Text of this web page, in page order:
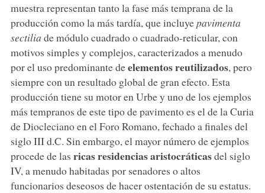
muestra representan tanto la fase más temprana de la
producción como la más tardía, que incluyepavimenta
sectilia de módulo cuadrado o cuadrado-reticular, con
motivos simples y complejos, caracterizados a menudo
por el uso predominante deelementos reutilizados, pero
siempre con un resultado global de gran efecto. Esta
producción tiene su motor en Urbe y uno de los ejemplos
más tempranos de este tipo de pavimento es el de la Curia
de Diocleciano en el Foro Romano, fechado a finales del
siglo III d.C. Sin embargo, el mayor número de ejemplos
procede de las ricas residencias aristocráticasdel siglo
IV, a menudo habitadas por senadores o altos
funcionarios deseosos de hacer ostentación de su estatus.